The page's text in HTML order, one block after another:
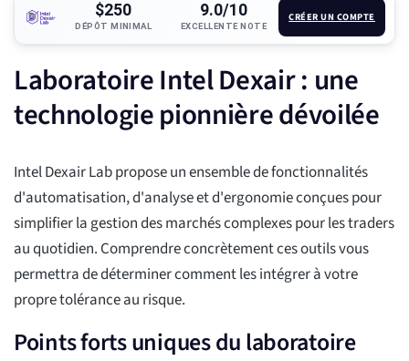
$250
DÉPÔT MINIMAL
9.0/10
EXCELLENTE NOTE
CRÉER UN COMPTE
Laboratoire Intel Dexair : une
technologie pionnière dévoilée
Intel Dexair Lab propose un ensemble de fonctionnalités
d'automatisation, d'analyse et d'ergonomie conçues pour
simplifier la gestion des marchés complexes pour les traders
au quotidien. Comprendre concrètement ces outils vous
permettra de déterminer comment les intégrer à votre
propre tolérance au risque.
Points forts uniques du laboratoire